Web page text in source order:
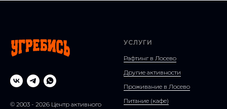
© 2003 - 2026 Центр активного
УСЛУГИ
Рафтинг в Лосево
Другие активности
Проживание в Лосево
Питание (кафе)